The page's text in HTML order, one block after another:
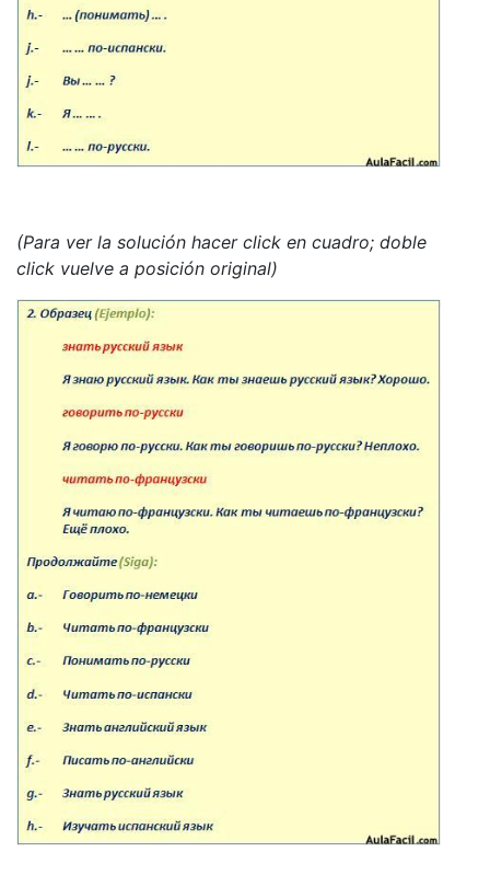
(Para ver la solución hacer click en cuadro; doble
click vuelve a posición original)